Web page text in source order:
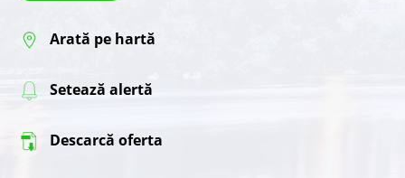
Arată pe hartă
Setează alertă
Descarcă oferta